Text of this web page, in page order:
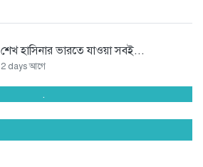
শেখ হাসিনার ভারতে যাওয়া সবই...
2 days আগে
অপপ্রচারকারী চাঁদাবাজ সিন্ডিকেটর বিরুদ্ধে
.